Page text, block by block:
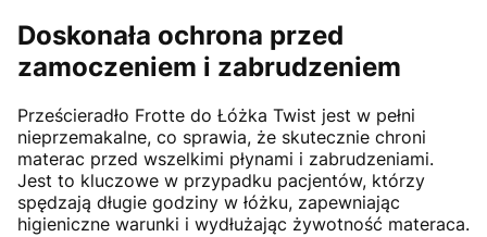
Doskonała ochrona przed
zamoczeniem i zabrudzeniem
Prześcieradło Frotte do Łóżka Twist jest w pełni
nieprzemakalne, co sprawia, że skutecznie chroni
materac przed wszelkimi płynami i zabrudzeniami.
Jest to kluczowe w przypadku pacjentów, którzy
spędzają długie godziny w łóżku, zapewniając
higieniczne warunki i wydłużając żywotność materaca.